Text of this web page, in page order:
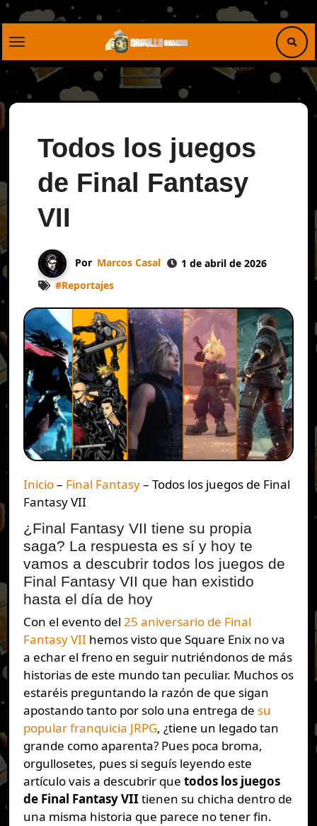
Saltar
Todos los juegos
de Final Fantasy
VII
Por Marcos Casal
1 de abril de 2026
#Reportajes
Inicio– Final Fantasy– Todos los juegos de Final
Fantasy VII
¿Final Fantasy VII tiene su propia
saga? La respuesta es sí y hoy te
vamos a descubrir todos los juegos de
Final Fantasy VII que han existido
hasta el día de hoy
Con el evento del 25 aniversario de Final
Fantasy VII hemos visto que Square Enix no va
a echar el freno en seguir nutriéndonos de más
historias de este mundo tan peculiar. Muchos os
estaréis preguntando la razón de que sigan
apostando tanto por solo una entrega de su
popular franquicia JRPG, ¿tiene un legado tan
grande como aparenta? Pues poca broma,
orgullosetes, pues si seguís leyendo este
artículo vais a descubrir que todos los juegos
de Final Fantasy VII tienen su chicha dentro de
una misma historia que parece no tener fin.